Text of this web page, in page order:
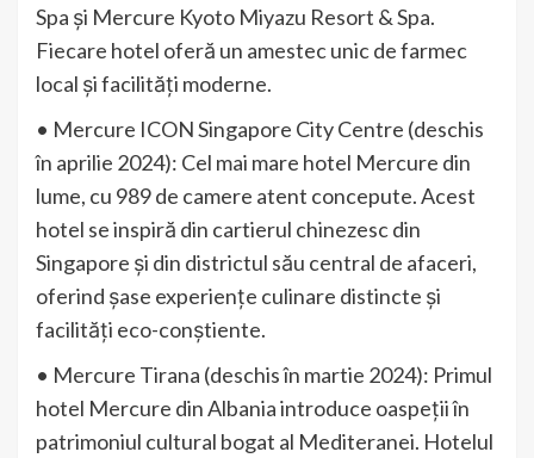
Spa și Mercure Kyoto Miyazu Resort & Spa.
Fiecare hotel oferă un amestec unic de farmec
local și facilități moderne.
• Mercure ICON Singapore City Centre (deschis
în aprilie 2024): Cel mai mare hotel Mercure din
lume, cu 989 de camere atent concepute. Acest
hotel se inspiră din cartierul chinezesc din
Singapore și din districtul său central de afaceri,
oferind șase experiențe culinare distincte și
facilități eco-conștiente.
• Mercure Tirana (deschis în martie 2024): Primul
hotel Mercure din Albania introduce oaspeții în
patrimoniul cultural bogat al Mediteranei. Hotelul